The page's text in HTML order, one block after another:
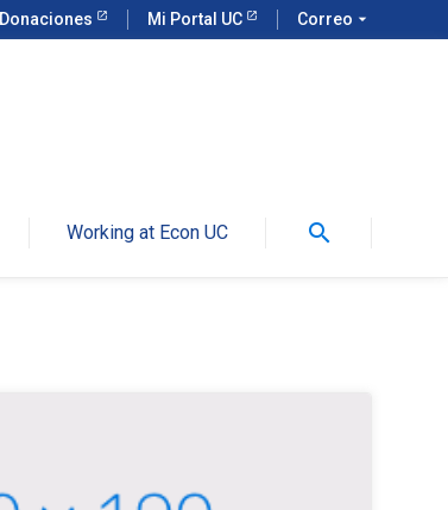
Donaciones Mi Portal UC Correo arrow_drop_down
Working at Econ UC search